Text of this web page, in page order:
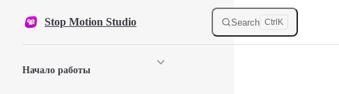
Skip to content
Stop Motion Studio Search Ctrl K
Начало работы